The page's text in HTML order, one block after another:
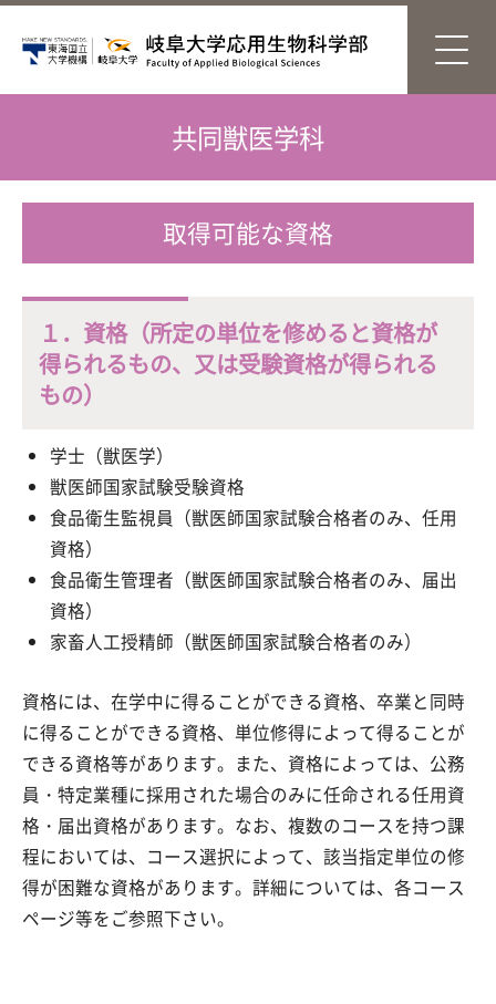
共同獣医学科
取得可能な資格
１．資格（所定の単位を修めると資格が
得られるもの、又は受験資格が得られる
もの）
学士（獣医学）
獣医師国家試験受験資格
食品衛生監視員（獣医師国家試験合格者のみ、任用
資格）
食品衛生管理者（獣医師国家試験合格者のみ、届出
資格）
家畜人工授精師（獣医師国家試験合格者のみ）
資格には、在学中に得ることができる資格、卒業と同時
に得ることができる資格、単位修得によって得ることが
できる資格等があります。また、資格によっては、公務
員・特定業種に採用された場合のみに任命される任用資
格・届出資格があります。なお、複数のコースを持つ課
程においては、コース選択によって、該当指定単位の修
得が困難な資格があります。詳細については、各コース
ページ等をご参照下さい。